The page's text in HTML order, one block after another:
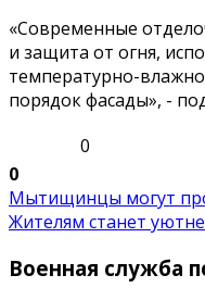
«Современные
и защита от огня,
температурно-
порядок фасады», -
0
0
Мытищинцы могут
Жителям станет
Военная служба